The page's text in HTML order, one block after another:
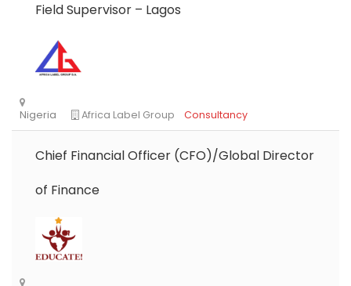
Field Supervisor – Lagos
Chief Financial Officer (CFO)/Global Director
of Finance